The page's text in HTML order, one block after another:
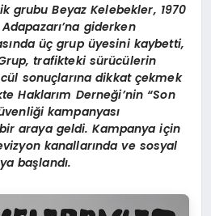
grubu Beyaz Kelebekler, 1970
giderken
üç grup üyesini kaybetti,
trafikteki sürücülerin
sonuçlarına dikkat çekmek
Haklarım Derneği’nin “Son
kampanyası
araya geldi. Kampanya için
kanallarında ve sosyal
başlandı.